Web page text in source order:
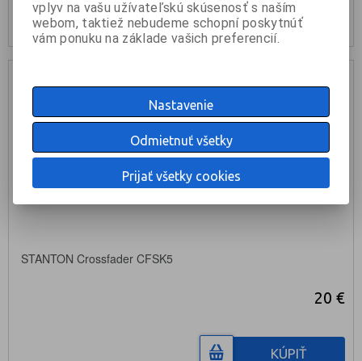
skladom: 1ks
STANTON Crossfader CFSK5
20 €
KÚPIŤ
vplyv na vašu užívateľskú skúsenosť s naším
webom, taktiež nebudeme schopní poskytnúť
vám ponuku na základe vašich preferencií.
Nastavenie
Odmietnuť všetky
Prijať všetky cookies